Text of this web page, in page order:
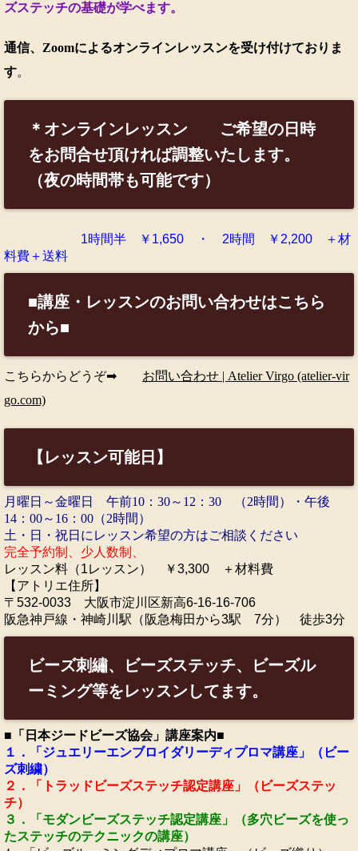
ズステッチの基礎が学べます。
通信、Zoomによるオンラインレッスンを受け付けておりま
す。
＊オンラインレッスン ご希望の日時
をお問合せ頂ければ調整いたします。
（夜の時間帯も可能です）
1時間半 ￥1,650 ・ 2時間 ￥2,200 ＋材
料費＋送料
■講座・レッスンのお問い合わせはこちら
から■
こちらからどうぞ➡ お問い合わせ | Atelier Virgo (atelier-vir
go.com)
【レッスン可能日】
月曜日～金曜日 午前10：30～12：30 （2時間）・午後
14：00～16：00（2時間）
土・日・祝日にレッスン希望の方はご相談ください
完全予約制、少人数制、
レ ッスン料（1レッスン） ￥3,300 ＋材料費
【アトリエ住所】
〒532-0033 大阪市淀川区新高6-16-16-706
阪急神戸線・神崎川駅（阪急梅田から3駅 7分） 徒歩3分
ビーズ刺繡、ビーズステッチ、ビーズル
ーミング等をレッスンしてます。
■「日本ジードビーズ協会」講座案内■
１．「ジュエリーエンブロイダリーディプロマ講座」（ビー
ズ刺繍）
２．「トラッドビーズステッチ認定講座」（ビーズステッ
チ）
３．「モダンビーズステッチ認定講座」（多穴ビーズを使っ
たステッチのテクニックの講座）